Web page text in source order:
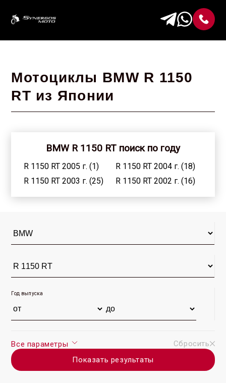
Мотоциклы BMW R 1150
RT из Японии
BMW R 1150 RT поиск по году
R 1150 RT 2005 г. (1)
R 1150 RT 2004 г. (18)
R 1150 RT 2003 г. (25)
R 1150 RT 2002 г. (16)
R 1150 RT 2001 г. (20)
R 1150 RT 1997 г. (1)
Год выпуска
Все параметры
Сбросить
Показать результаты